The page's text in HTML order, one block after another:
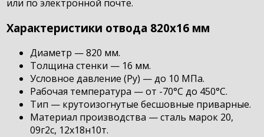
или по электронной почте.
Характеристики отвода 820х16 мм
Диаметр — 820 мм.
Толщина стенки — 16 мм.
Условное давление (Ру) — до 10 МПа.
Рабочая температура — от -70°С до 450°С.
Тип — крутоизогнутые бесшовные приварные.
Материал производства — сталь марок 20,
09г2с, 12х18н10т.